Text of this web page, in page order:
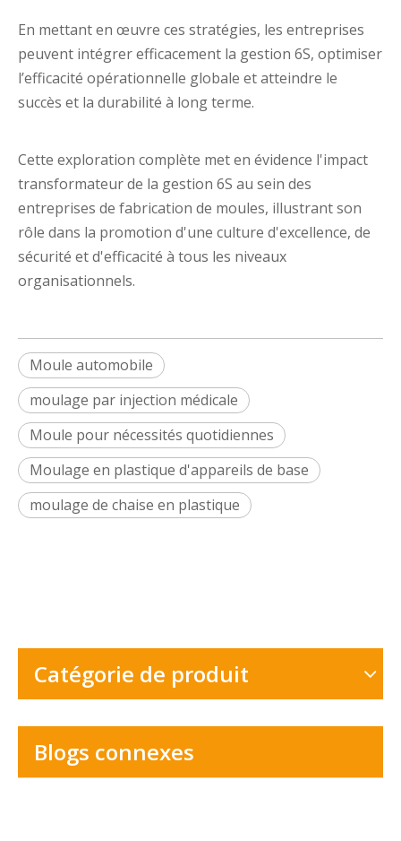
En mettant en œuvre ces stratégies, les entreprises
peuvent intégrer efficacement la gestion 6S, optimiser
l’efficacité opérationnelle globale et atteindre le
succès et la durabilité à long terme.
Cette exploration complète met en évidence l'impact
transformateur de la gestion 6S au sein des
entreprises de fabrication de moules, illustrant son
rôle dans la promotion d'une culture d'excellence, de
sécurité et d'efficacité à tous les niveaux
organisationnels.
Moule automobile
moulage par injection médicale
Moule pour nécessités quotidiennes
Moulage en plastique d'appareils de base
moulage de chaise en plastique
Catégorie de produit
Blogs connexes